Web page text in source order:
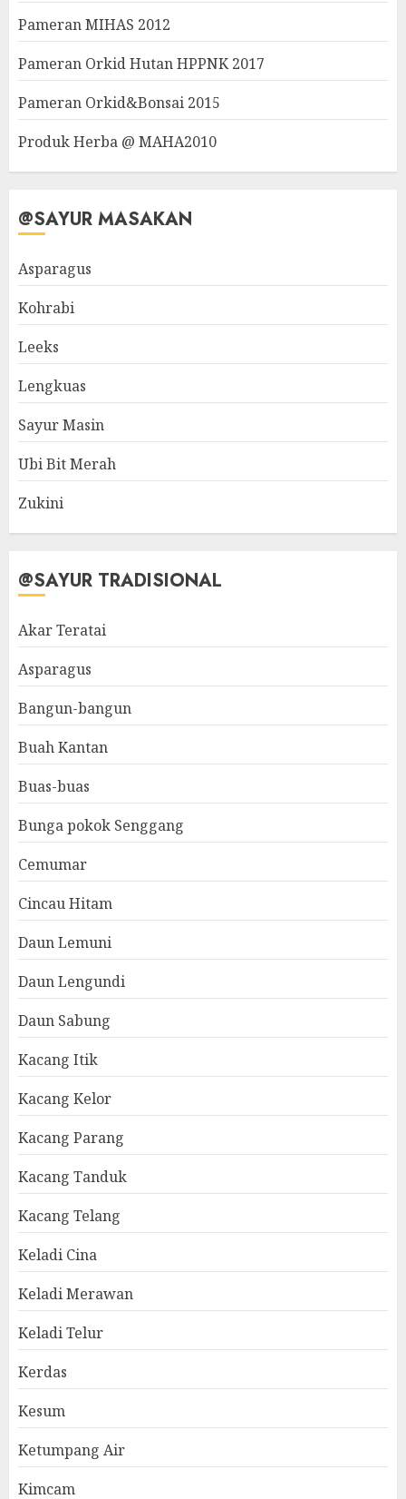
Pameran MIHAS 2012
Pameran Orkid Hutan HPPNK 2017
Pameran Orkid&Bonsai 2015
Produk Herba @ MAHA2010
@SAYUR MASAKAN
Asparagus
Kohrabi
Leeks
Lengkuas
Sayur Masin
Ubi Bit Merah
Zukini
@SAYUR TRADISIONAL
Akar Teratai
Asparagus
Bangun-bangun
Buah Kantan
Buas-buas
Bunga pokok Senggang
Cemumar
Cincau Hitam
Daun Lemuni
Daun Lengundi
Daun Sabung
Kacang Itik
Kacang Kelor
Kacang Parang
Kacang Tanduk
Kacang Telang
Keladi Cina
Keladi Merawan
Keladi Telur
Kerdas
Kesum
Ketumpang Air
Kimcam